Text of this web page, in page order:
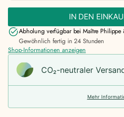
IN DEN
Abholung verfügbar beiMaître Philippe
Gewöhnlich fertig in 24 Stunden
Shop-Informationen anzeigen
CO₂-neu­t­raler
Mehr